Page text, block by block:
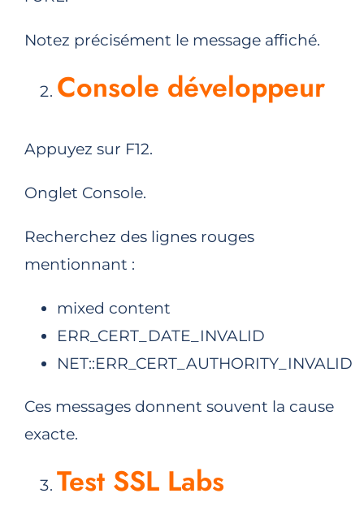
Notez précisément le message affiché.
Console développeur
Appuyez sur F12.
Onglet Console.
Recherchez des lignes rouges
mentionnant :
mixed content
ERR_CERT_DATE_INVALID
NET::ERR_CERT_AUTHORITY_INVALID
Ces messages donnent souvent la cause
exacte.
Test SSL Labs